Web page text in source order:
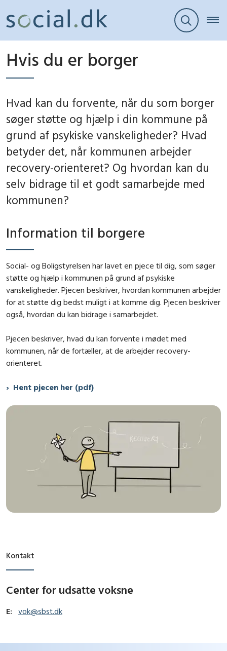
Hvis du er borger
Hvad kan du forvente, når du som borger
søger støtte og hjælp i din kommune på
grund af psykiske vanskeligheder? Hvad
betyder det, når kommunen arbejder
recovery-orienteret? Og hvordan kan du
selv bidrage til et godt samarbejde med
kommunen?
Information til borgere
Social- og Boligstyrelsen har lavet en pjece til dig, som søger
støtte og hjælp i kommunen på grund af psykiske
vanskeligheder. Pjecen beskriver, hvordan kommunen arbejder
for at støtte dig bedst muligt i at komme dig. Pjecen beskriver
også, hvordan du kan bidrage i samarbejdet.
Pjecen beskriver, hvad du kan forvente i mødet med
kommunen, når de fortæller, at de arbejder recovery-
orienteret.
Hent pjecen her (pdf)
Kontakt
Center for udsatte voksne
E: vok@sbst.dk